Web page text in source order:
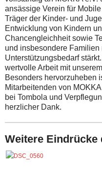
ansässige Verein für
Träger der Kinder- und
Entwicklung von Kindern
Chancengleichheit sowie
und insbesondere Familien
Unterstützungsbedarf
wertvolle Arbeit mit
Besonders hervorzuheben
Mitarbeitenden von
bei Tombola und
herzlicher Dank.
Weitere Eindrücke